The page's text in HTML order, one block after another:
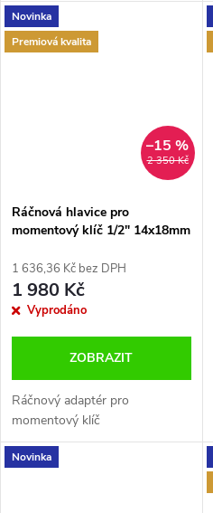
Novinka
Premiová kvalita
2 350 Kč
–15 %
Ráčnová hlavice pro
momentový klíč 1/2" 14x18mm
1 636,36 Kč bez DPH
1 980 Kč
Vyprodáno
ZOBRAZIT
Ráčnový adaptér pro
momentový klíč
Novinka